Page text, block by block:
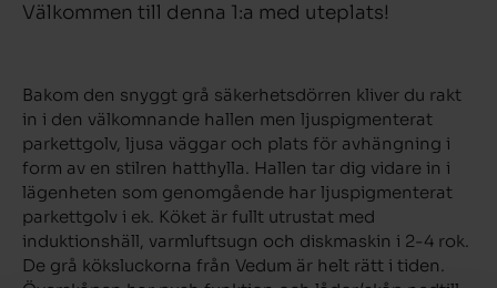
Välkommen till denna 1:a med uteplats!
Bakom den snyggt grå säkerhetsdörren kliver du rakt
in i den välkomnande hallen men ljuspigmenterat
parkettgolv, ljusa väggar och plats för avhängning i
form av en stilren hatthylla. Hallen tar dig vidare in i
lägenheten som genomgående har ljuspigmenterat
parkettgolv i ek. Köket är fullt utrustat med
induktionshäll, varmluftsugn och diskmaskin i 2-4 rok.
De grå köksluckorna från Vedum är helt rätt i tiden.